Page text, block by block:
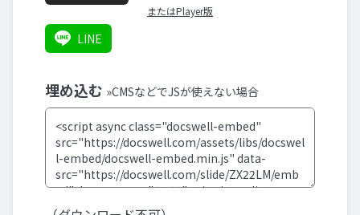
またはPlayer版
LINE
埋め込む »CMSなどでJSが使えない場合